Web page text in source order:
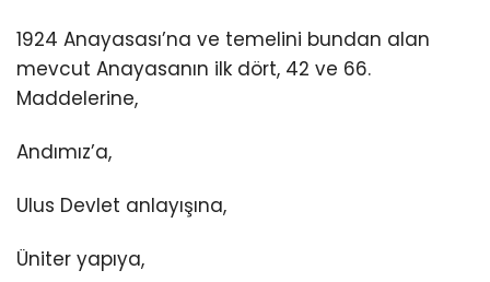
1924 Anayasası’na ve temelini bundan alan
mevcut Anayasanın ilk dört, 42 ve 66.
Maddelerine,
Andımız’a,
Ulus Devlet anlayışına,
Üniter yapıya,